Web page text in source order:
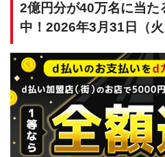
2億円分が40万名に当た
中！2026年3月31日（